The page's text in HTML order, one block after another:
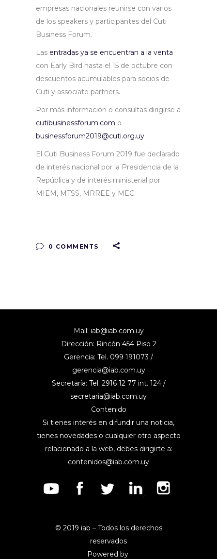
empresas nacionales reunirse con varios
de los speakers y participantes del Cuti
Business Forum.
Las entradas ya se encuentran a la venta
con Early Bird hasta el 15 de octubre con
descuentos acumulables para socios de
Cuti y associate partners.
Por más información o consultas dirigirse a
cutibusinessforum.com o
businessforum2019@cuti.org.uy
El Cuti Business Forum 2019 fue declarado
de interés nacional por la Presidencia de la
República y de interés ministerial por
MIEM, MTSS, MRREE y MEC.
0 COMMENTS
Mail: iab@iab.com.uy
Dirección: Rincón 454 Piso 2
Gerencia: Tel. 099 191073 /
gerencia@iab.com.uy
Secretaría: Tel. 2916 12 77 int. 124 /
secretaria@iab.com.uy
Contenido
Si tienes interés en difundir una noticia,
tienes novedades o cualquier otro aspecto
relacionado a la web, debes dirigirte a:
contenidos@iab.com.uy
© 2019 iab – Todos los derechos
reservados
Powered by